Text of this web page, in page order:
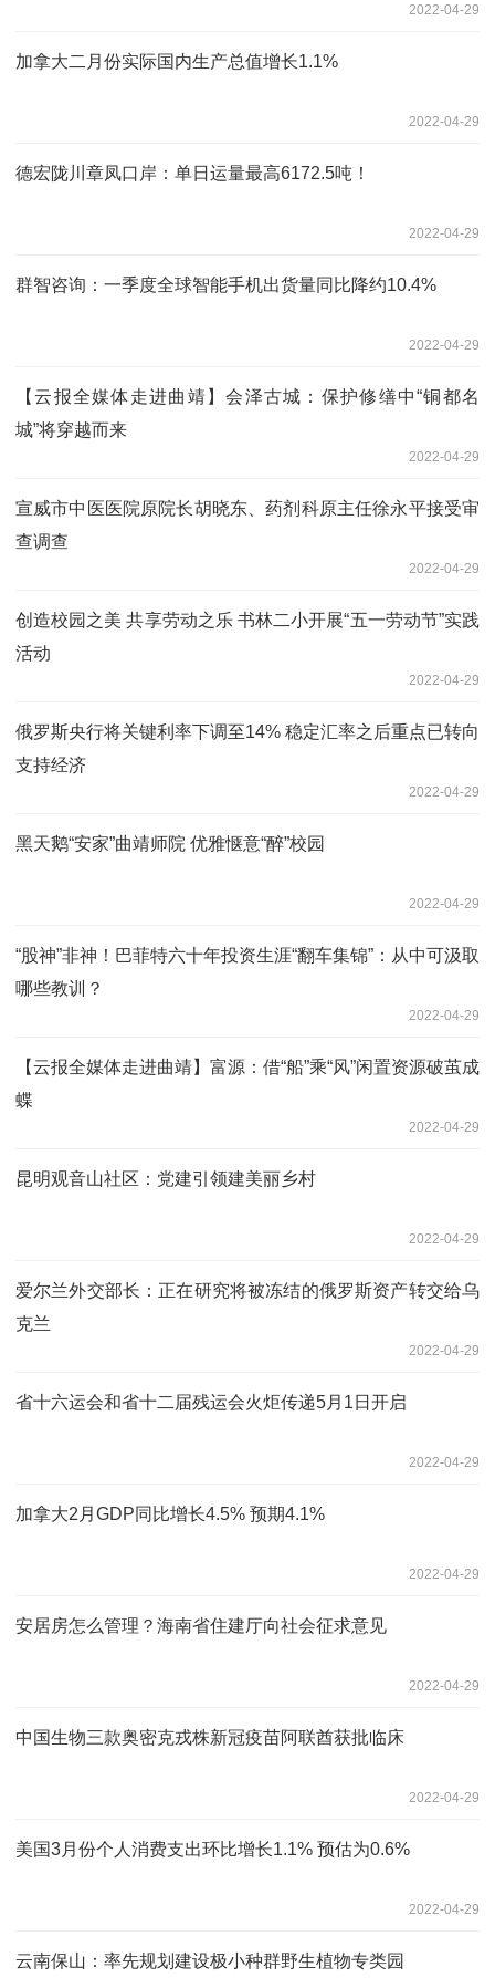
2022-04-29
加拿大二月份实际国内生产总值增长1.1%
2022-04-29
德宏陇川章凤口岸：单日运量最高6172.5吨！
2022-04-29
群智咨询：一季度全球智能手机出货量同比降约10.4%
2022-04-29
【云报全媒体走进曲靖】会泽古城：保护修缮中“铜都名
城”将穿越而来
2022-04-29
宣威市中医医院原院长胡晓东、药剂科原主任徐永平接受审
查调查
2022-04-29
创造校园之美 共享劳动之乐 书林二小开展“五一劳动节”实践
活动
2022-04-29
俄罗斯央行将关键利率下调至14% 稳定汇率之后重点已转向
支持经济
2022-04-29
黑天鹅“安家”曲靖师院 优雅惬意“醉”校园
2022-04-29
“股神”非神！巴菲特六十年投资生涯“翻车集锦”：从中可汲取
哪些教训？
2022-04-29
【云报全媒体走进曲靖】富源：借“船”乘“风”闲置资源破茧成
蝶
2022-04-29
昆明观音山社区：党建引领建美丽乡村
2022-04-29
爱尔兰外交部长：正在研究将被冻结的俄罗斯资产转交给乌
克兰
2022-04-29
省十六运会和省十二届残运会火炬传递5月1日开启
2022-04-29
加拿大2月GDP同比增长4.5% 预期4.1%
2022-04-29
安居房怎么管理？海南省住建厅向社会征求意见
2022-04-29
中国生物三款奥密克戎株新冠疫苗阿联酋获批临床
2022-04-29
美国3月份个人消费支出环比增长1.1% 预估为0.6%
2022-04-29
云南保山：率先规划建设极小种群野生植物专类园